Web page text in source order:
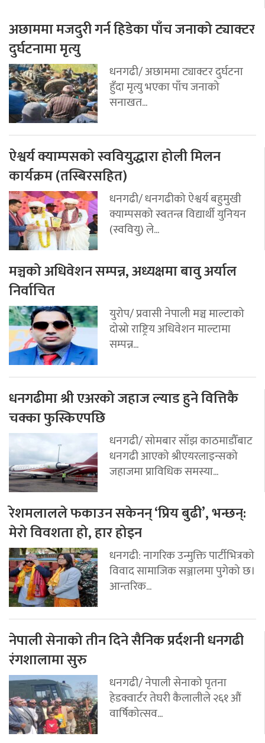
अछाममा मजदुरी गर्न हिडेका पाँच जनाको ट्याक्टर
दुर्घटनामा मृत्यु
धनगढी/ अछाममा ट्याक्टर दुर्घटना
हुँदा मृत्यु भएका पाँच जनाको
सनाखत...
ऐश्वर्य क्याम्पसको स्ववियुद्धारा होली मिलन
कार्यक्रम (तस्बिरसहित)
धनगढी/ धनगढीको ऐश्वर्य बहुमुखी
क्याम्पसको स्वतन्त्र विद्यार्थी युनियन
(स्ववियु) ले...
मञ्चको अधिवेशन सम्पन्न, अध्यक्षमा बावु अर्याल
निर्वाचित
युरोप/ प्रवासी नेपाली मञ्च माल्टाको
दोस्रो राष्ट्रिय अधिवेशन माल्टामा
सम्पन्न...
धनगढीमा श्री एअरको जहाज ल्याड हुने वित्तिकै
चक्का फुस्किएपछि
धनगढी/ सोमबार साँझ काठमाडौँबाट
धनगढी आएको श्रीएयरलाइन्सको
जहाजमा प्राविधिक समस्या...
रेशमलालले फकाउन सकेनन् ‘प्रिय बुढी’, भन्छन्:
मेरो विवशता हो, हार होइन
धनगढी: नागरिक उन्मुक्ति पार्टीभित्रको
विवाद सामाजिक सञ्जालमा पुगेको छ।
आन्तरिक...
नेपाली सेनाको तीन दिने सैनिक प्रर्दशनी धनगढी
रंगशालामा सुरु
धनगढी/ नेपाली सेनाको पृतना
हेडक्वार्टर तेघरी कैलालीले २६१ औं
वार्षिकोत्सव...